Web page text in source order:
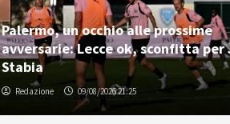
Palermo, un occhio alle prossime
avversarie: Lecce ok, sconfitta per
Stabia
Redazione 09/08/2026 21:25